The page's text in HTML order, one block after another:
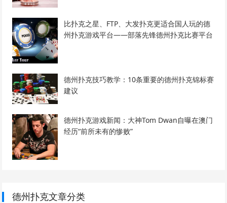
比扑克之星、FTP、大发扑克更适合国人玩的德
州扑克游戏平台——部落先锋德州扑克比赛平台
德州扑克技巧教学：10条重要的德州扑克锦标赛
建议
德州扑克游戏新闻：大神Tom Dwan自曝在澳门
经历“前所未有的惨败”
德州扑克文章分类